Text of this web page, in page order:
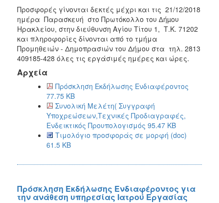
Προσφορές γίνονται δεκτές μέχρι και τις 21/12/2018
ημέρα Παρασκευή στο Πρωτόκολλο του ∆ήµου
Ηρακλείου, στην διεύθυνση Αγίου Τίτου 1, Τ.Κ. 71202
και πληροφορίες δίνονται από το τμήμα
Προμηθειών - Δημοπρασιών του Δήμου στα τηλ. 2813
409185-428 όλες τις εργάσιμές ημέρες και ώρες.
Αρχεία
Πρόσκληση Εκδήλωσης Ενδιαφέροντος
77.75 KB
Συνολική Μελέτη( Συγγραφή
Υποχρεώσεων,Τεχνικές Προδιαγραφές,
Ενδεικτικός Προυπολογισμός 95.47 KB
Τιμολόγιο προσφοράς σε μορφή (doc)
61.5 KB
Πρόσκληση Εκδήλωσης Ενδιαφέροντος για
την ανάθεση υπηρεσίας Ιατρού Εργασίας